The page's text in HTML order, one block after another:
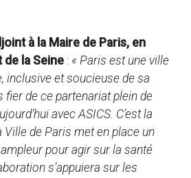
à la Maire de Paris, en
la Seine : « Paris est une ville
inclusive et soucieuse de sa
fier de ce partenariat plein de
avec ASICS. C’est la
de Paris met en place un
pour agir sur la santé
s’appuiera sur les